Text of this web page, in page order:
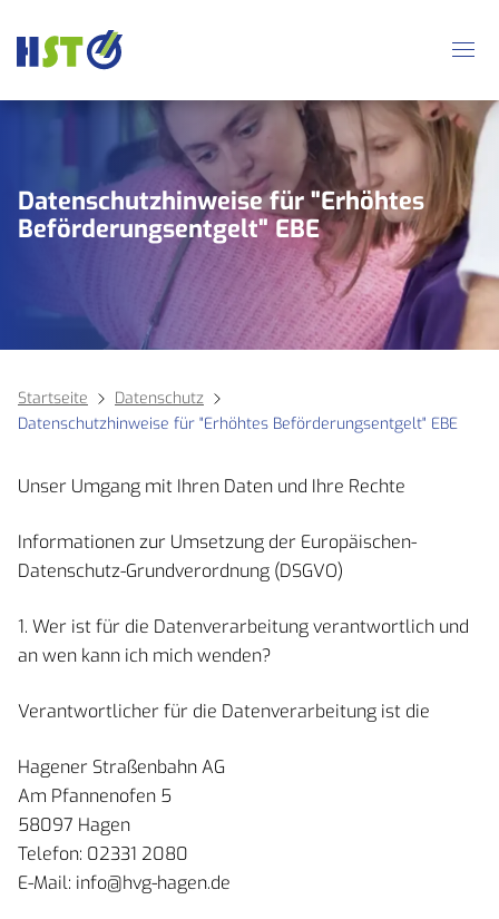
Datenschutzhinweise für "Erhöhtes
Beförderungsentgelt" EBE
Startseite
Datenschutz
Datenschutzhinweise für "Erhöhtes Beförderungsentgelt" EBE
Unser Umgang mit Ihren Daten und Ihre Rechte
Informationen zur Umsetzung der Europäischen-
Datenschutz-Grundverordnung (DSGVO)
1. Wer ist für die Datenverarbeitung verantwortlich und
an wen kann ich mich wenden?
Verantwortlicher für die Datenverarbeitung ist die
Hagener Straßenbahn AG
Am Pfannenofen 5
58097 Hagen
Telefon: 02331 2080
E-Mail: info@hvg-hagen.de